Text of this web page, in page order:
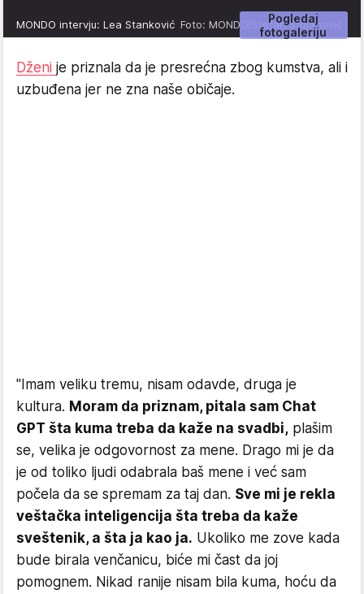
Pogledaj
fotogaleriju
MONDO intervju: Lea Stanković Foto: MONDO/Stefan Stojanović
Dženi je priznala da je presrećna zbog kumstva, ali i
uzbuđena jer ne zna naše običaje.
"Imam veliku tremu, nisam odavde, druga je
kultura. Moram da priznam, pitala sam Chat
GPT šta kuma treba da kaže na svadbi, plašim
se, velika je odgovornost za mene. Drago mi je da
je od toliko ljudi odabrala baš mene i već sam
počela da se spremam za taj dan. Sve mi je rekla
veštačka inteligencija šta treba da kaže
sveštenik, a šta ja kao ja. Ukoliko me zove kada
bude birala venčanicu, biće mi čast da joj
pomognem. Nikad ranije nisam bila kuma, hoću da